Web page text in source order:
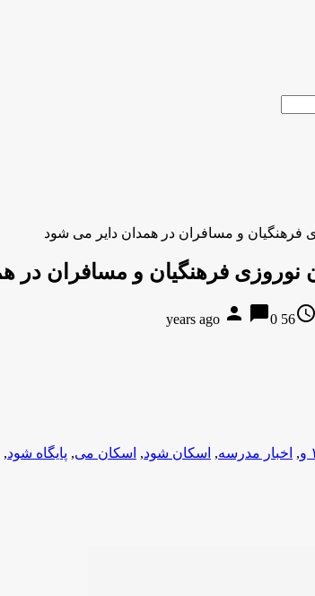
access_time
56 years ago
person chat_bubble0
, اخبار مدرسه, اسکان شود, اسکان می, پایگاه شود,